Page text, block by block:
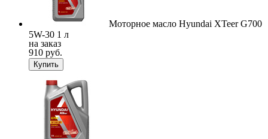
Моторное масло Hyundai XTeer G700
5W-30 1 л
на заказ
910 руб.
Купить